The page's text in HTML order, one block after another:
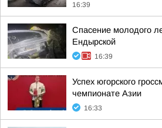
16:39
Спасение молодого
Ендырской
16:39
Успех югорского
чемпионате Азии
16:33